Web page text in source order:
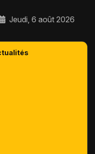
Jeudi, 6 août 2026